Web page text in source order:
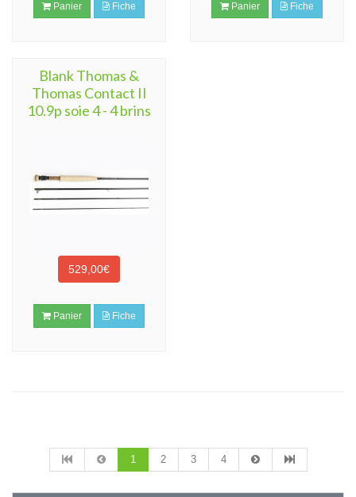
Panier Fiche Panier Fiche
Blank Thomas &
Thomas Contact II
10.9p soie 4 - 4 brins
529,00€
Panier Fiche
1 2 3 4